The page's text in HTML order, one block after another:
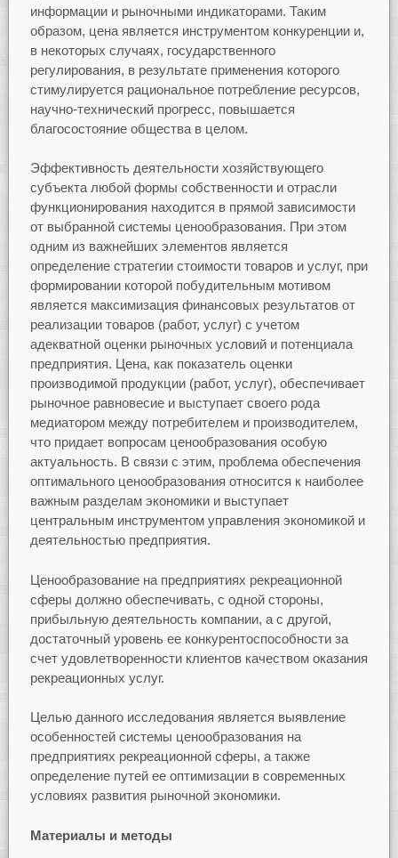
информации и рыночными индикаторами. Таким
образом, цена является инструментом конкуренции и,
в некоторых случаях, государственного
регулирования, в результате применения которого
стимулируется рациональное потребление ресурсов,
научно-технический прогресс, повышается
благосостояние общества в целом.
Эффективность деятельности хозяйствующего
субъекта любой формы собственности и отрасли
функционирования находится в прямой зависимости
от выбранной системы ценообразования. При этом
одним из важнейших элементов является
определение стратегии стоимости товаров и услуг, при
формировании которой побудительным мотивом
является максимизация финансовых результатов от
реализации товаров (работ, услуг) с учетом
адекватной оценки рыночных условий и потенциала
предприятия. Цена, как показатель оценки
производимой продукции (работ, услуг), обеспечивает
рыночное равновесие и выступает своего рода
медиатором между потребителем и производителем,
что придает вопросам ценообразования особую
актуальность. В связи с этим, проблема обеспечения
оптимального ценообразования относится к наиболее
важным разделам экономики и выступает
центральным инструментом управления экономикой и
деятельностью предприятия.
Ценообразование на предприятиях рекреационной
сферы должно обеспечивать, с одной стороны,
прибыльную деятельность компании, а с другой,
достаточный уровень ее конкурентоспособности за
счет удовлетворенности клиентов качеством оказания
рекреационных услуг.
Целью данного исследования является выявление
особенностей системы ценообразования на
предприятиях рекреационной сферы, а также
определение путей ее оптимизации в современных
условиях развития рыночной экономики.
Материалы и методы